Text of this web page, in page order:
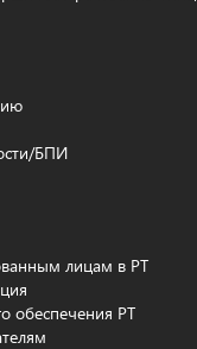
БПИ
лицам в РТ
обеспечения РТ